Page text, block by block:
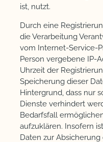
ist, nutzt.
Durch eine
die Verarbeitung
vom Internet-Service-
Person vergebene IP-
Uhrzeit der
Speicherung dieser
Hintergrund, dass nur
Dienste verhindert
Bedarfsfall
aufzuklären. Insofern
Daten zur